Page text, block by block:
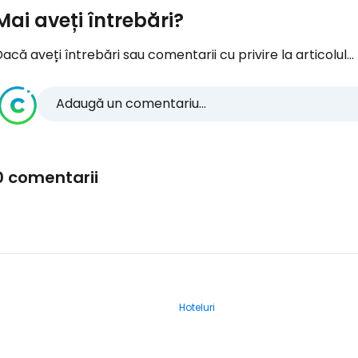
aveți întrebări?
aveți întrebări sau comentarii cu privire la articolul...
Adaugă un comentariu...
comentarii
Hoteluri